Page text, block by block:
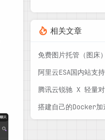
相关文章
免费图片托管（图床